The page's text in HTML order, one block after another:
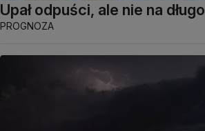
Upał odpuści, ale nie na długo
PROGNOZA